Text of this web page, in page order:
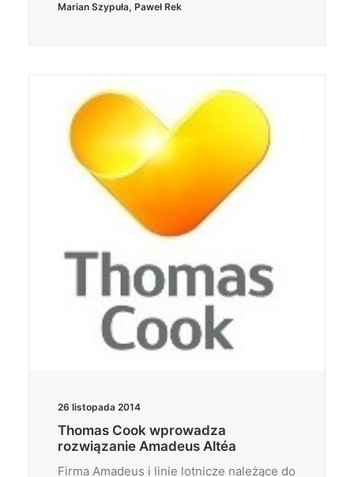
Marian Szypuła, Paweł Rek
26 listopada 2014
Thomas Cook wprowadza
rozwiązanie Amadeus Altéa
Firma Amadeus i linie lotnicze należące do